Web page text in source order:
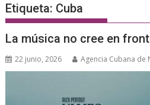
Etiqueta: Cuba
La música no cree en
22 junio, 2026 Agencia Cubana de